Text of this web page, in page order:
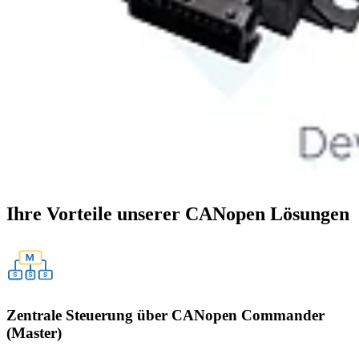
Ihre Vorteile unserer CANopen Lösungen
Zentrale Steuerung über CANopen Commander
(Master)